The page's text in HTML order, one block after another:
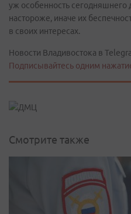
уж особенность
настороже, иначе их
в своих интересах.
Новости Владивостока в
Подписывайтесь одним
Смотрите также